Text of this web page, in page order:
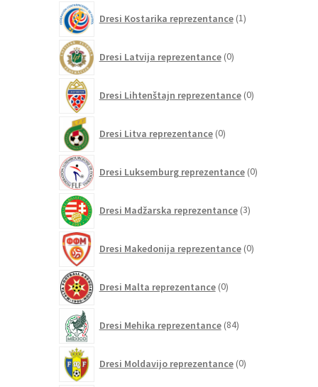
Dresi Kostarika reprezentance 1izdelek
Dresi Latvija reprezentance 0izdelkov
Dresi Lihtenštajn reprezentance 0izdelkov
Dresi Litva reprezentance 0izdelkov
Dresi Luksemburg reprezentance 0izdelkov
Dresi Madžarska reprezentance 3izdelki
Dresi Makedonija reprezentance 0izdelkov
Dresi Malta reprezentance 0izdelkov
Dresi Mehika reprezentance 84izdelkov
Dresi Moldavijo reprezentance 0izdelkov